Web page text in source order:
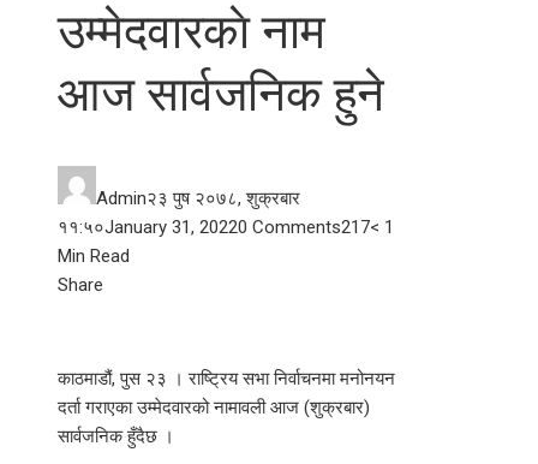
उम्मेदवारकाे नाम
आज सार्वजनिक हुने
Admin२३ पुष २०७८, शुक्रबार
११:५०January 31, 20220 Comments217< 1
Min Read
Facebook
Twitter
LinkedIn
Pinterest
Stumbleupon
Email
Share
काठमाडौं, पुस २३ । राष्ट्रिय सभा निर्वाचनमा मनोनयन
दर्ता गराएका उम्मेदवारको नामावली आज (शुक्रबार)
सार्वजनिक हुँदैछ ।